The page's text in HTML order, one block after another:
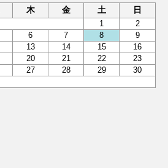
木 金 土 日
1
2
6 7 8
9
13 14 15
16
20 21 22
23
27 28 29
30